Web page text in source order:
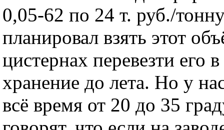
0,05-62 по 24 т. руб./
планировал взять этот
цистернах перевезти его
хранение до лета. Но у
всё время от 20 до 35